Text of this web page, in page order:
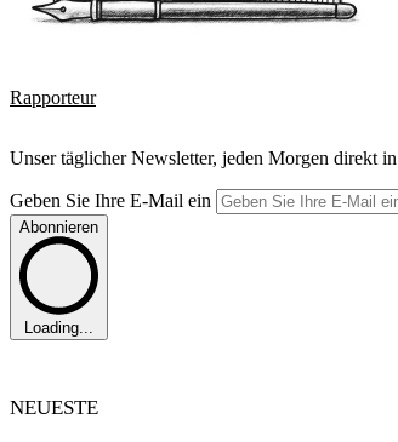
Rapporteur
Unser täglicher Newsletter, jeden Morgen direkt
Geben Sie Ihre E-Mail ein
Abonnieren
Loading...
NEUESTE